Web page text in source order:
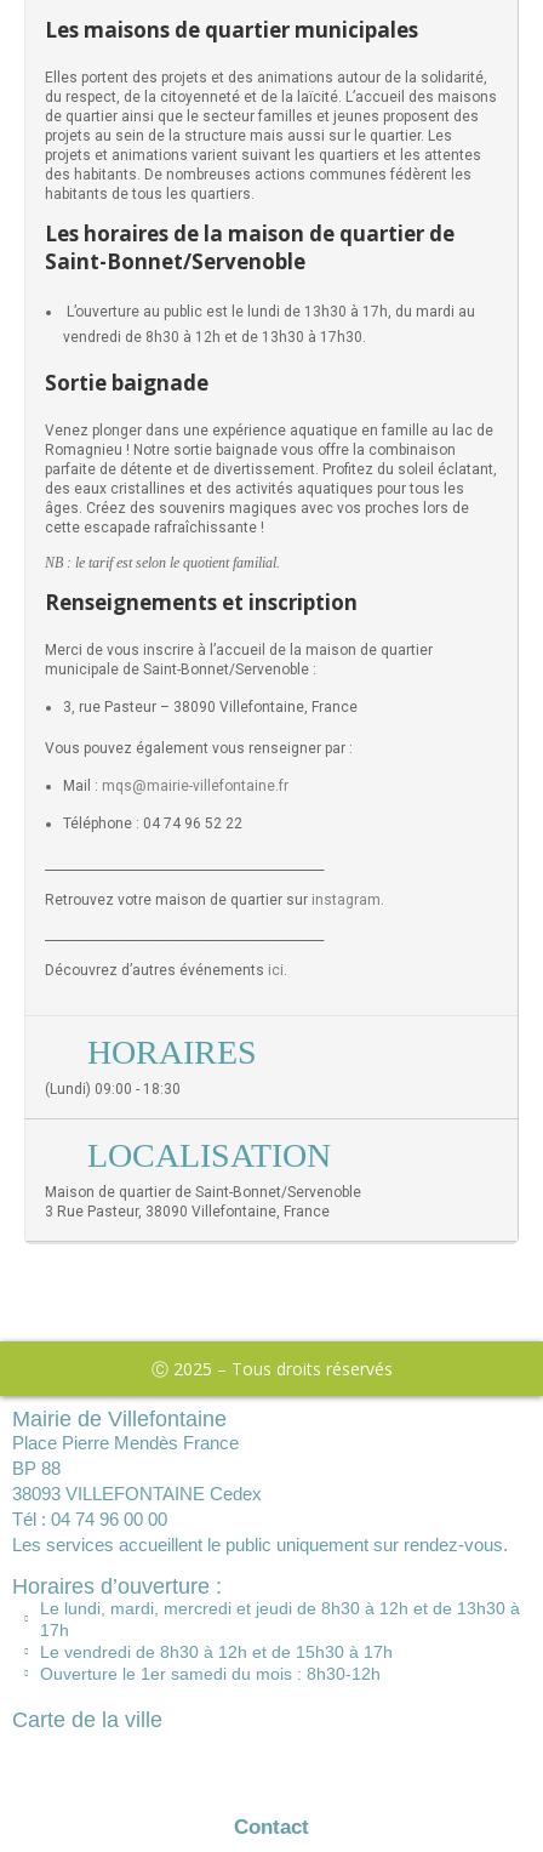
Les maisons de quartier municipales
Elles portent des projets et des animations autour de la solidarité,
du respect, de la citoyenneté et de la laïcité. L’accueil des maisons
de quartier ainsi que le secteur familles et jeunes proposent des
projets au sein de la structure mais aussi sur le quartier. Les
projets et animations varient suivant les quartiers et les attentes
des habitants. De nombreuses actions communes fédèrent les
habitants de tous les quartiers.
Les horaires de la maison de quartier de
Saint-Bonnet/Servenoble
L’ouverture au public est le lundi de 13h30 à 17h, du mardi au
vendredi de 8h30 à 12h et de 13h30 à 17h30.
Sortie baignade
Venez plonger dans une expérience aquatique en famille au lac de
Romagnieu ! Notre sortie baignade vous offre la combinaison
parfaite de détente et de divertissement. Profitez du soleil éclatant,
des eaux cristallines et des activités aquatiques pour tous les
âges. Créez des souvenirs magiques avec vos proches lors de
cette escapade rafraîchissante !
NB : le tarif est selon le quotient familial.
Renseignements et inscription
Merci de vous inscrire à l’accueil de la maison de quartier
municipale de Saint-Bonnet/Servenoble :
3, rue Pasteur – 38090 Villefontaine, France
Vous pouvez également vous renseigner par :
Mail : mqs@mairie-villefontaine.fr
Téléphone : 04 74 96 52 22
Retrouvez votre maison de quartier sur instagram.
Découvrez d’autres événements ici.
HORAIRES
(Lundi) 09:00 - 18:30
LOCALISATION
Maison de quartier de Saint-Bonnet/Servenoble
3 Rue Pasteur, 38090 Villefontaine, France
Ⓒ 2025 – Tous droits réservés
Mairie de Villefontaine
Place Pierre Mendès France
BP 88
38093 VILLEFONTAINE Cedex
Tél : 04 74 96 00 00
Les services accueillent le public uniquement sur rendez-vous.
Horaires d’ouverture :
Le lundi, mardi, mercredi et jeudi de 8h30 à 12h et de 13h30 à
17h
Le vendredi de 8h30 à 12h et de 15h30 à 17h
Ouverture le 1er samedi du mois : 8h30-12h
Carte de la ville
Contact